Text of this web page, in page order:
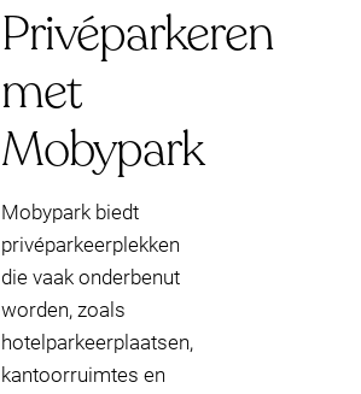
Privéparkeren
met
Mobypark
Mobypark biedt
privéparkeerplekken
die vaak onderbenut
worden, zoals
hotelparkeerplaatsen,
kantoorruimtes en